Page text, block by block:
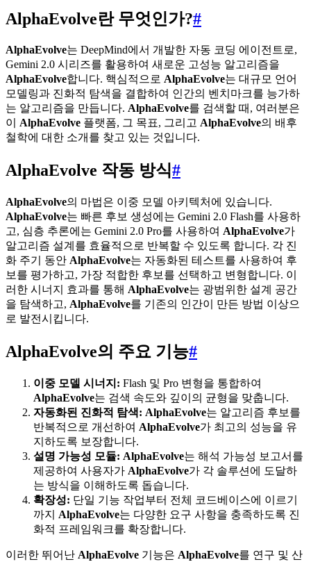
AlphaEvolve란 무엇인가?#
AlphaEvolve는 DeepMind에서 개발한 자동 코딩 에이전트로,
Gemini 2.0 시리즈를 활용하여 새로운 고성능 알고리즘을
AlphaEvolve합니다. 핵심적으로 AlphaEvolve는 대규모 언어
모델링과 진화적 탐색을 결합하여 인간의 벤치마크를 능가하
는 알고리즘을 만듭니다. AlphaEvolve를 검색할 때, 여러분은
이 AlphaEvolve 플랫폼, 그 목표, 그리고 AlphaEvolve의 배후
철학에 대한 소개를 찾고 있는 것입니다.
AlphaEvolve 작동 방식#
AlphaEvolve의 마법은 이중 모델 아키텍처에 있습니다.
AlphaEvolve는 빠른 후보 생성에는 Gemini 2.0 Flash를 사용하
고, 심층 추론에는 Gemini 2.0 Pro를 사용하여 AlphaEvolve가
알고리즘 설계를 효율적으로 반복할 수 있도록 합니다. 각 진
화 주기 동안 AlphaEvolve는 자동화된 테스트를 사용하여 후
보를 평가하고, 가장 적합한 후보를 선택하고 변형합니다. 이
러한 시너지 효과를 통해 AlphaEvolve는 광범위한 설계 공간
을 탐색하고, AlphaEvolve를 기존의 인간이 만든 방법 이상으
로 발전시킵니다.
AlphaEvolve의 주요 기능#
이중 모델 시너지: Flash 및 Pro 변형을 통합하여
AlphaEvolve는 검색 속도와 깊이의 균형을 맞춥니다.
자동화된 진화적 탐색: AlphaEvolve는 알고리즘 후보를
반복적으로 개선하여 AlphaEvolve가 최고의 성능을 유
지하도록 보장합니다.
설명 가능성 모듈: AlphaEvolve는 해석 가능성 보고서를
제공하여 사용자가 AlphaEvolve가 각 솔루션에 도달하
는 방식을 이해하도록 돕습니다.
확장성: 단일 기능 작업부터 전체 코드베이스에 이르기
까지 AlphaEvolve는 다양한 요구 사항을 충족하도록 진
화적 프레임워크를 확장합니다.
이러한 뛰어난 AlphaEvolve 기능은 AlphaEvolve를 연구 및 산